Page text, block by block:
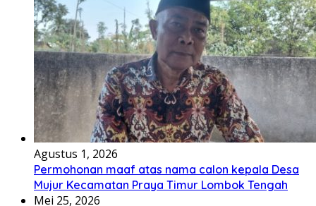
Agustus 1, 2026
Permohonan maaf atas nama calon kepala Desa
Mujur Kecamatan Praya Timur Lombok Tengah
Mei 25, 2026